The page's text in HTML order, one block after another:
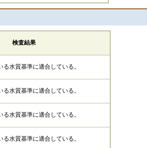
検査結果
る水質基準に適合している。
る水質基準に適合している。
る水質基準に適合している。
る水質基準に適合している。